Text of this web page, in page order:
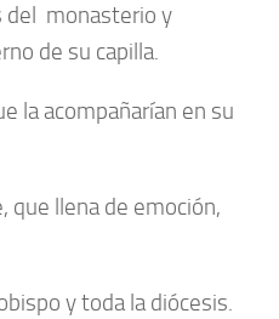
del monasterio y
de su capilla.
la acompañarían en su
que llena de emoción,
y toda la diócesis.